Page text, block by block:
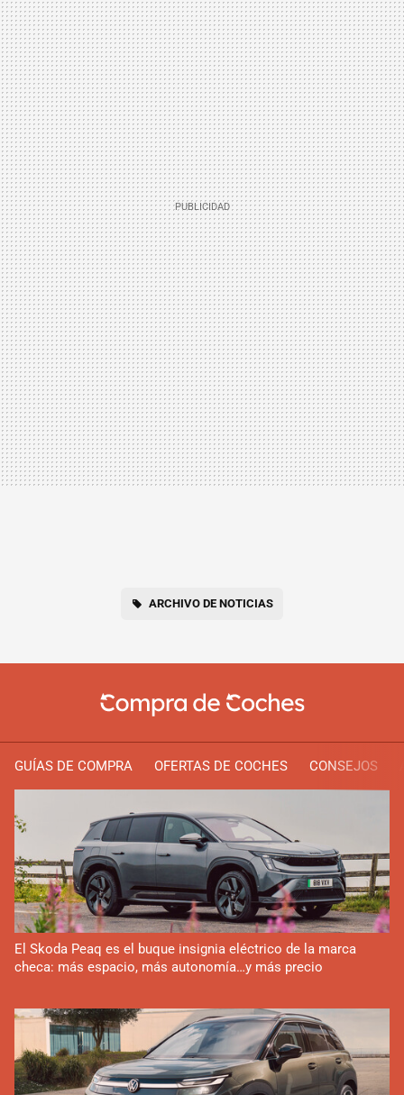
ARCHIVO DE NOTICIAS
GUÍAS DE COMPRA OFERTAS DE COCHES CONSEJOS
El Skoda Peaq es el buque insignia eléctrico de la marca
checa: más espacio, más autonomía…y más precio